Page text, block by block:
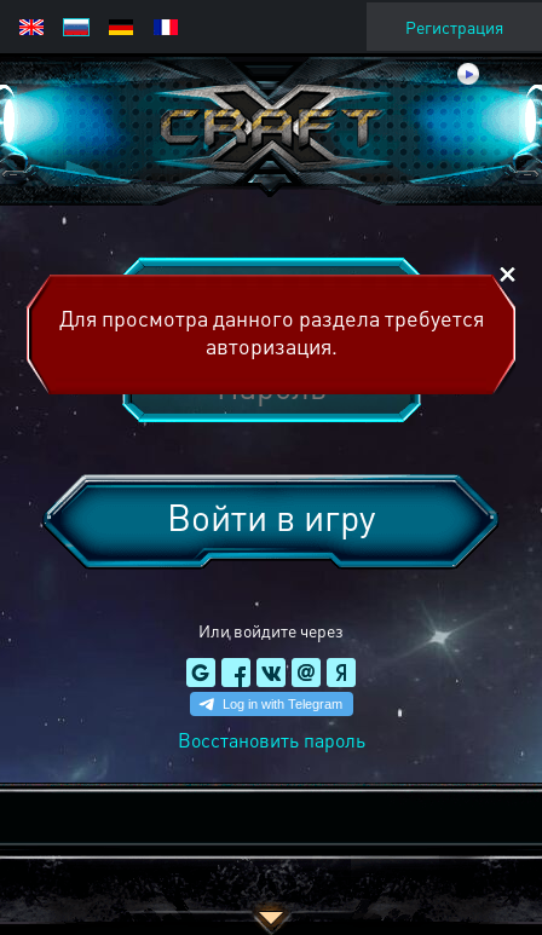
Регистрация
Или войдите через
Войти в игру
Восстановить пароль
Для просмотра данного раздела требуется
авторизация.